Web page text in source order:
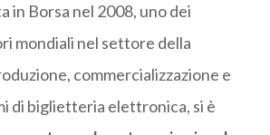
in Borsa nel 2008, uno dei
mondiali nel settore della
commercializzazione e
di biglietteria elettronica, si è